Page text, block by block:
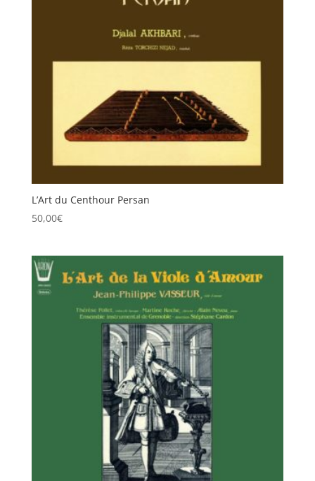
L’Art du Centhour Persan
50,00€